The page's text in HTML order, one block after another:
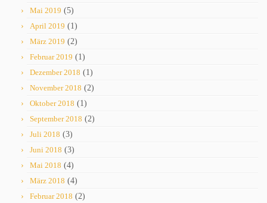
Mai 2019 (5)
April 2019 (1)
März 2019 (2)
Februar 2019 (1)
Dezember 2018 (1)
November 2018 (2)
Oktober 2018 (1)
September 2018 (2)
Juli 2018 (3)
Juni 2018 (3)
Mai 2018 (4)
März 2018 (4)
Februar 2018 (2)